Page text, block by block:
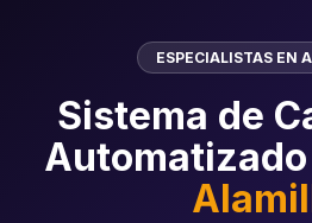
ESPECIALISTAS EN
Sistema de